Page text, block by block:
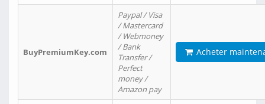
BuyPremiumKey.com
Paypal / Visa
/ Mastercard
/ Webmoney
/ Bank
Transfer /
Perfect
money /
Amazon pay
Acheter